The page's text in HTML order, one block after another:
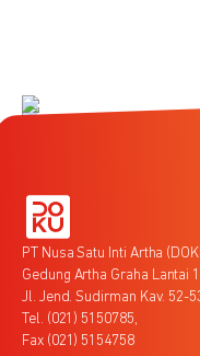
PT Nusa Satu Inti Artha
Gedung Artha Graha Lantai
Jl. Jend. Sudirman Kav. 52-
Tel. (021) 5150785,
Fax (021) 5154758